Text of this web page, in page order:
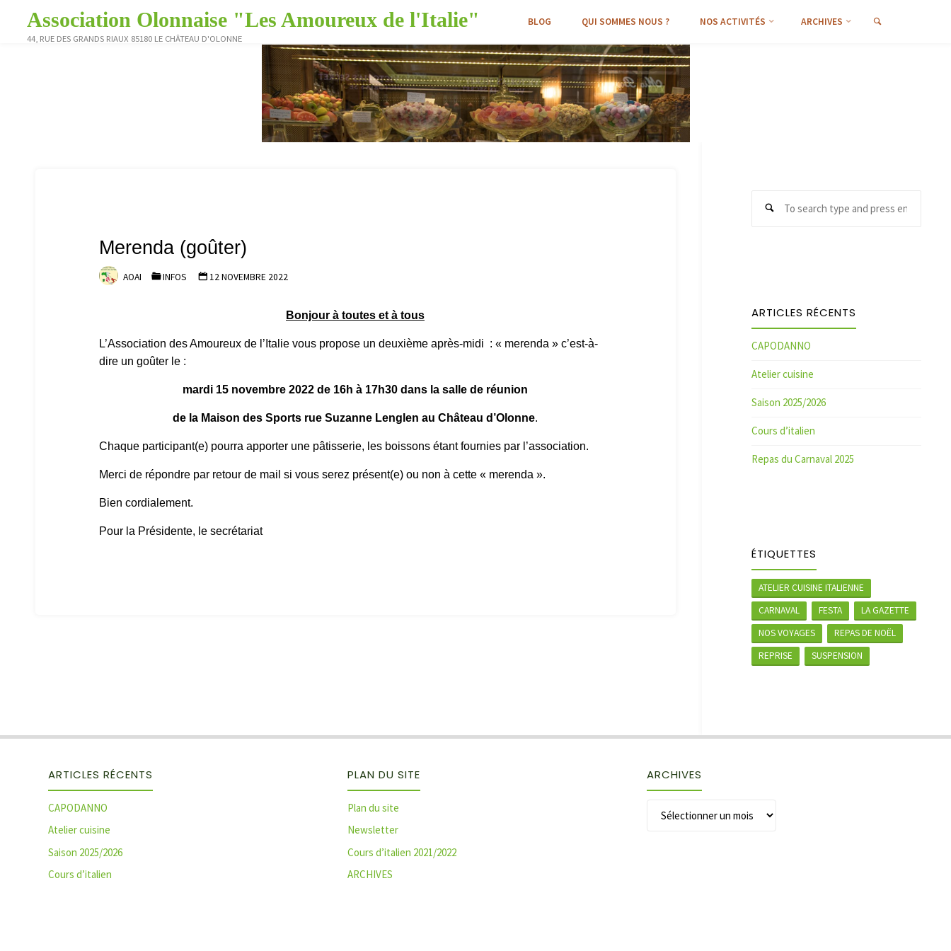
content
Association Olonnaise "Les Amoureux de l'Italie"
44, RUE DES GRANDS RIAUX 85180 LE CHÂTEAU D'OLONNE
BLOG QUI SOMMES NOUS ? NOS ACTIVITÉS ARCHIVES
Merenda (goûter)
AOAI INFOS 12 NOVEMBRE 2022
Bonjour à toutes et à tous
L’Association des Amoureux de l’Italie vous propose un deuxième après-midi : « merenda » c’est-à-
dire un goûter le :
mardi 15 novembre 2022 de 16h à 17h30 dans la salle de réunion
de la Maison des Sports rue Suzanne Lenglen au Château d’Olonne.
Chaque participant(e) pourra apporter une pâtisserie, les boissons étant fournies par l’association.
Merci de répondre par retour de mail si vous serez présent(e) ou non à cette « merenda ».
Bien cordialement.
Pour la Présidente, le secrétariat
Search
ARTICLES RÉCENTS
CAPODANNO
Atelier cuisine
Saison 2025/2026
Cours d’italien
Repas du Carnaval 2025
ÉTIQUETTES
ATELIER CUISINE ITALIENNE
CARNAVAL
FESTA
LA GAZETTE
NOS VOYAGES
REPAS DE NOËL
REPRISE
SUSPENSION
ARTICLES RÉCENTS
CAPODANNO
Atelier cuisine
Saison 2025/2026
Cours d’italien
PLAN DU SITE
Plan du site
Newsletter
Cours d’italien 2021/2022
ARCHIVES
ARCHIVES